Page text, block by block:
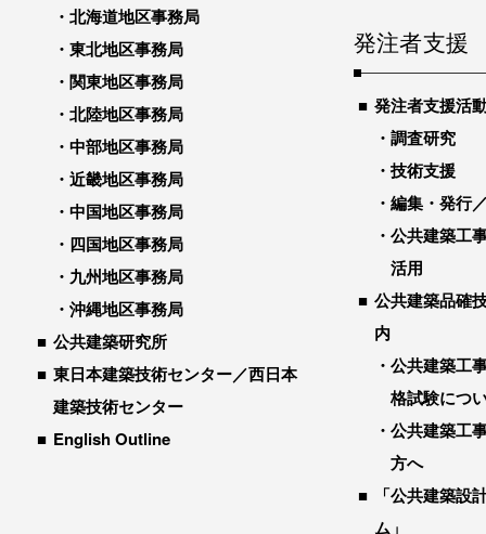
北海道地区事務局
東北地区事務局
関東地区事務局
北陸地区事務局
中部地区事務局
近畿地区事務局
中国地区事務局
四国地区事務局
九州地区事務局
沖縄地区事務局
公共建築研究所
東日本建築技術センター／西日本
建築技術センター
English Outline
発注者支援
発注者支援活
調査研究
技術支援
編集・発行
公共建築工
活用
公共建築品確
内
公共建築工
格試験につ
公共建築工
方へ
「公共建築設
ム」